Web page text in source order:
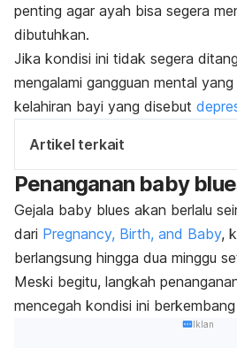
penting agar ayah bisa segera
dibutuhkan.
Jika kondisi ini tidak segera
mengalami gangguan mental
kelahiran bayi yang disebut
Artikel terkait
Penanganan baby
Gejala baby blues akan berlalu
dari Pregnancy, Birth, and Baby,
berlangsung hingga dua minggu
Meski begitu, langkah
mencegah kondisi ini
Iklan